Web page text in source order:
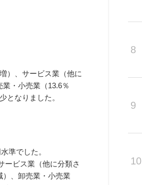
）、サービス業（他に
・小売業（13.6％
となりました。
準でした。
ービス業（他に分類さ
）、卸売業・小売業
8
9
10